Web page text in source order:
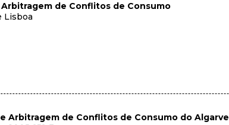
de Conflitos de Consumo
Lisboa
Arbitragem de Conflitos de Consumo do Algarve